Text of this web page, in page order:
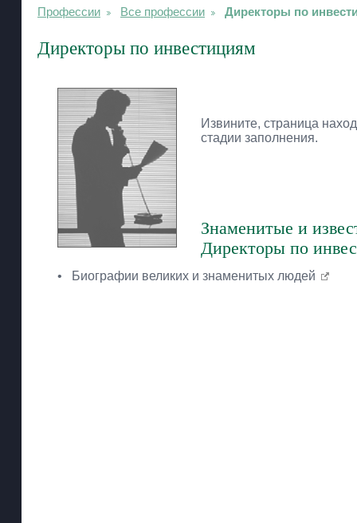
Профессии Все профессии Директоры по
Директоры по инвестициям
Извините, страница
стадии заполнения.
Знаменитые и
Директоры по
• Биографии великих и знаменитых людей